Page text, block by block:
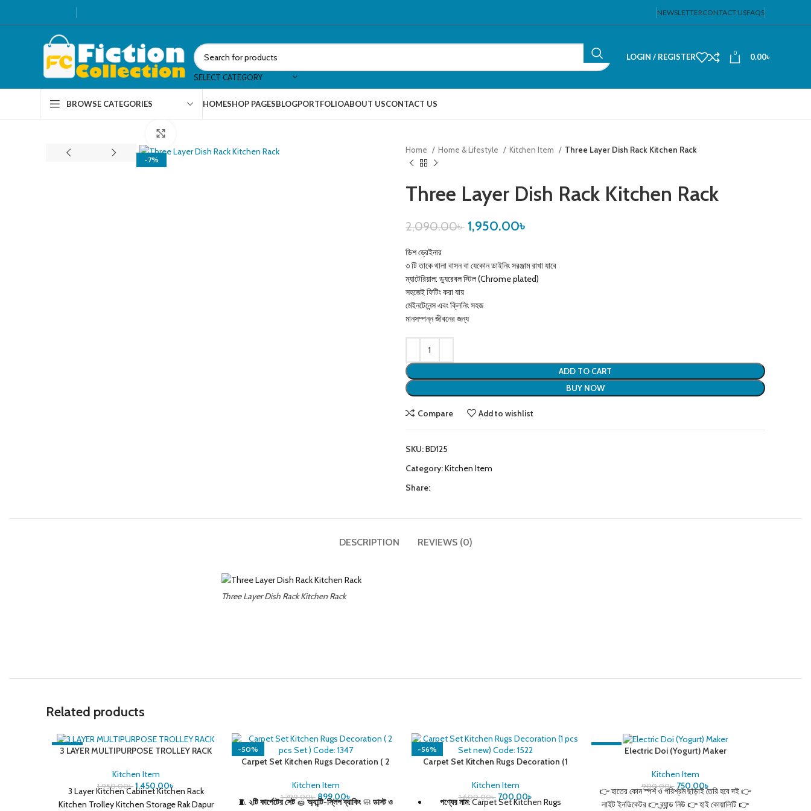
NEWSLETTERCONTACT USFAQS
SELECT CATEGORY
LOGIN / REGISTER 0 0.00৳
BROWSE CATEGORIES HOMESHOP PAGESBLOGPORTFOLIOABOUT USCONTACT US
-7%
Home Home & Lifestyle Kitchen Item Three Layer Dish Rack Kitchen Rack
Three Layer Dish Rack Kitchen Rack
2,090.00৳ 1,950.00৳
ডিশ ড্রেইনার
৩ টি তাকে থালা বাসন বা যেকোন ডাইনিং সরঞ্জাম রাখা যাবে
ম্যাটেরিয়াল: ড্যুরেবল স্টিল (Chrome plated)
সহজেই ফিটিং করা যায়
মেইনটেনেন্স এবং ক্লিনিং সহজ
মানসম্পন্ন জীবনের জন্য
ADD TO CART
BUY NOW
Compare Add to wishlist
SKU:BD125
Category:Kitchen Item
Share:
DESCRIPTION REVIEWS (0)
Three Layer Dish Rack Kitchen Rack
Related products
-26%
3 LAYER MULTIPURPOSE TROLLEY RACK
Kitchen Item
1,950.00৳ 1,450.00৳
3 Layer Kitchen Cabinet Kitchen Rack
Kitchen Trolley Kitchen Storage Rak Dapur
-50%
Carpet Set Kitchen Rugs Decoration ( 2
Kitchen Item
1,799.00৳ 899.00৳
🧵২টি কার্পেটের সেট🧽অ্যান্টি-স্লিপ ব্যাকিং🧼 ডাস্ট ও
-56%
Carpet Set Kitchen Rugs Decoration (1
Kitchen Item
1,600.00৳ 700.00৳
পণ্যের নাম:Carpet Set Kitchen Rugs
Electric Doi (Yogurt) Maker
Kitchen Item
900.00৳ 750.00৳
👉 হাতের কোন স্পর্শ ও পরিশ্রম ছাড়াই তৈরি হবে দই 👉
লাইট ইনডিকেটর 👉 ব্র্যান্ড নিউ 👉 হাই কোয়ালিটি 👉